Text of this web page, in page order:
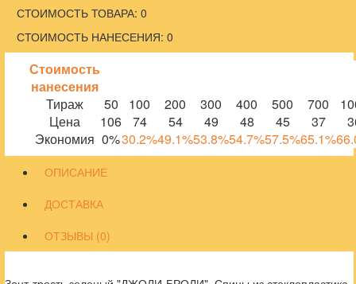
СТОИМОСТЬ ТОВАРА: 0
СТОИМОСТЬ НАНЕСЕНИЯ: 0
Стоимость
нанесения
Тираж
50 100 200 300 400 500 700
Цена
106 74 54 49 48 45 37
Экономия 0%30.2%49.1%53.8%54.7%57.5%65.1%
ОПИСАНИЕ
ДОСТАВКА
ОТЗЫВЫ (0)